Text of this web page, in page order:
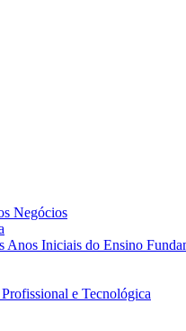
Negócios
Anos Iniciais do Ensino
e Tecnológica